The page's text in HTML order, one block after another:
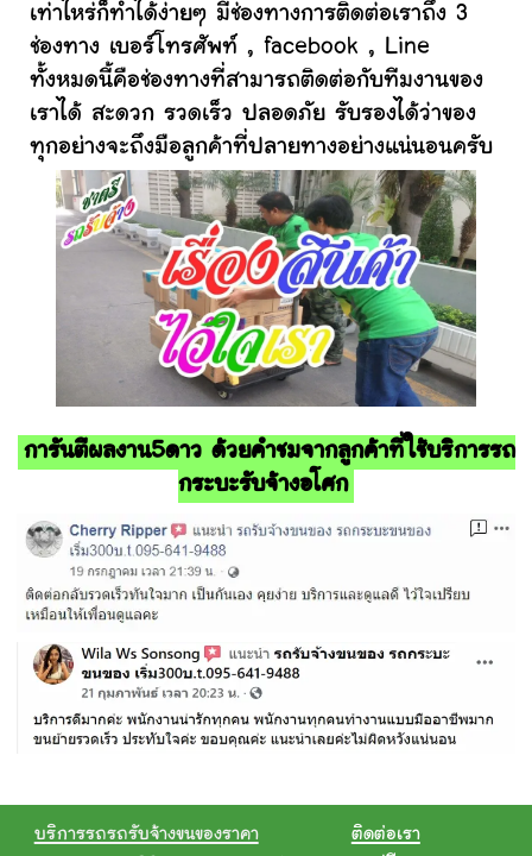
เท่าไหร่ก็ทำได้ง่ายๆ มีช่องทางการติดต่อเราถึง 3
ช่องทาง เบอร์โทรศัพท์ , facebook , Line
ทั้งหมดนี้คือช่องทางที่สามารถติดต่อกับทีมงานของ
เราได้ สะดวก รวดเร็ว ปลอดภัย รับรองได้ว่าของ
ทุกอย่างจะถึงมือลูกค้าที่ปลายทางอย่างแน่นอนครับ
การันตีผลงาน5ดาว ด้วยคำชมจากลูกค้าที่ใช้บริการรถ
กระบะรับจ้างอโศก
บริการรถรถรับจ้างขนของราคา
ติดต่อเรา